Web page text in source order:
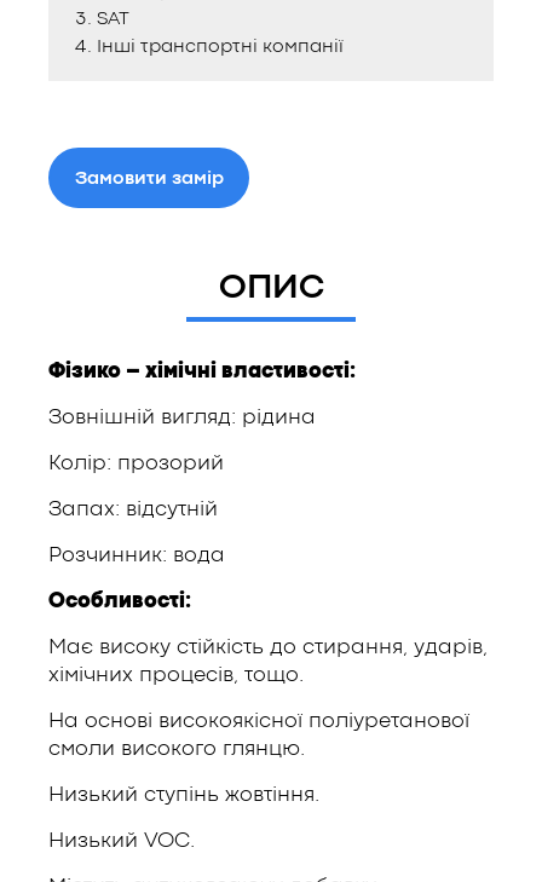
SAT
Інші транспортні компанії
Замовити замір
ОПИС
Фізико – хімічні властивості:
Зовнішній вигляд: рідина
Колір: прозорий
Запах: відсутній
Розчинник: вода
Особливості:
Має високу стійкість до стирання, ударів,
хімічних процесів, тощо.
На основі високоякісної поліуретанової
смоли високого глянцю.
Низький ступінь жовтіння.
Низький VOC.